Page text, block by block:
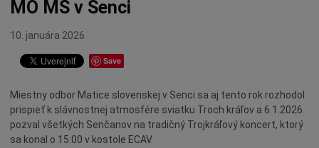
Parkovacia politika
Kultúra
Ocenenia
Údržba
Doprava
Oznamy
MO MS v Senci
10. januára 2026
Save
Miestny odbor Matice slovenskej v Senci sa aj tento rok rozhodol
prispieť k slávnostnej atmosfére sviatku Troch kráľov a 6.1.2026
pozval všetkých Senčanov na tradičný Trojkráľový koncert, ktorý
sa konal o 15:00 v kostole ECAV.